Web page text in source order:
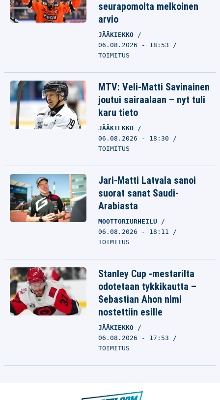
seurapomolta melkoinen
arvio
JÄÄKIEKKO
06.08.2026 - 18:53
TOIMITUS
MTV: Veli-Matti Savinainen
joutui sairaalaan – nyt tuli
karu tieto
JÄÄKIEKKO
06.08.2026 - 18:30
TOIMITUS
Jari-Matti Latvala sanoi
suorat sanat Saudi-
Arabiasta
MOOTTORIURHEILU
06.08.2026 - 18:11
TOIMITUS
Stanley Cup -mestarilta
odotetaan tykkikautta –
Sebastian Ahon nimi
nostettiin esille
JÄÄKIEKKO
06.08.2026 - 17:53
TOIMITUS